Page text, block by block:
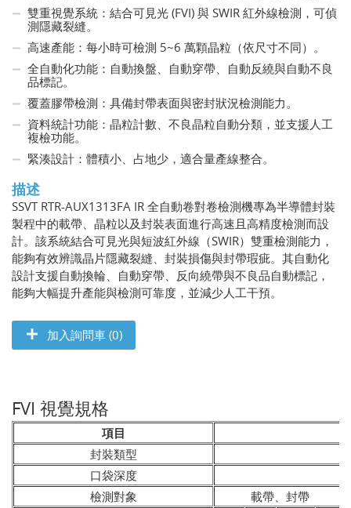
雙重視覺系統：結合可見光 (FVI) 與 SWIR 紅外線檢測，可偵
測隱藏裂縫。
高速產能：每小時可檢測 5~6 萬顆晶粒（依尺寸不同）。
全自動化功能：自動換盤、自動穿帶、自動反繞與自動不良
品標記。
覆蓋膠帶檢測：具備封帶表面與密封狀況檢測能力。
資料統計功能：晶粒計數、不良晶粒自動分類，並支援人工
複檢功能。
緊湊設計：體積小、占地少，適合量產線整合。
描述
SSVT RTR-AUX1313FA IR 全自動卷對卷檢測機專為半導體封裝
製程中的載帶、晶粒以及封裝表面進行高速且高精度檢測而設
計。該系統結合可見光與短波紅外線（SWIR）雙重檢測能力，
能夠有效辨識晶片隱藏裂縫、封裝損傷與封帶瑕疵。其自動化
設計支援自動換輪、自動穿帶、反向繞帶與不良品自動標記，
能夠大幅提升產能與檢測可靠度，並減少人工干預。
加入詢問車 (0)
FVI 視覺規格
項目
封裝類型
口袋深度
檢測對象
載帶、封帶